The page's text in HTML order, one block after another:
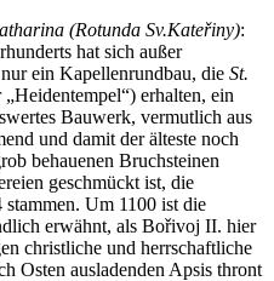
(Rotunda Sv.Kateřiny):
hat sich außer
ein Kapellenrundbau, die St.
„Heidentempel“) erhalten, ein
Bauwerk, vermutlich aus
und damit der älteste noch
behauenen Bruchsteinen
geschmückt ist, die
stammen. Um 1100 ist die
erwähnt, als Bořivoj II. hier
christliche und herrschaftliche
Osten ausladenden Apsis thront